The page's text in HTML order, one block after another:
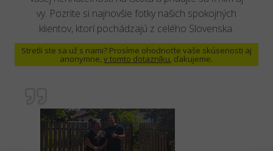
vy. Pozrite si najnovšie fotky našich spokojných
klientov, ktorí pochádzajú z celého Slovenska.
Stretli ste sa už s nami? Prosíme ohodnoťte vaše skúsenosti aj
anonymne,v tomto dotazníku, ďakujeme.